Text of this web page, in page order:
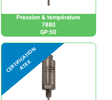
Pression & température
7880
GP:50